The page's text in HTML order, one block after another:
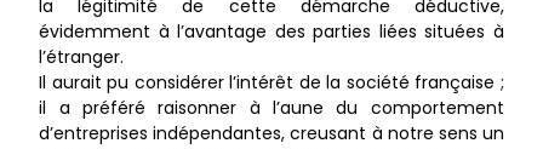
la légitimité de cette démarche déductive,
évidemment à l’avantage des parties liées situées à
l’étranger.
Il aurait pu considérer l’intérêt de la société française ;
il a préféré raisonner à l’aune du comportement
d’entreprises indépendantes, creusant à notre sens un